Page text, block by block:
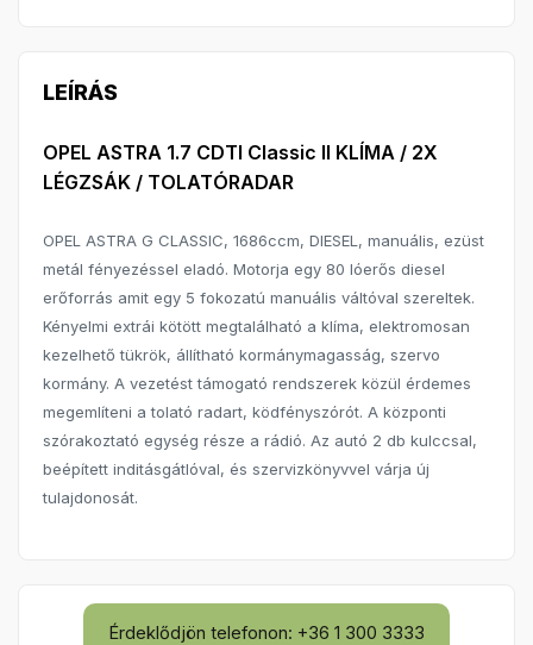
LEÍRÁS
OPEL ASTRA 1.7 CDTI Classic II KLÍMA / 2X
LÉGZSÁK / TOLATÓRADAR
OPEL ASTRA G CLASSIC, 1686ccm, DIESEL, manuális, ezüst
metál fényezéssel eladó. Motorja egy 80 lóerős diesel
erőforrás amit egy 5 fokozatú manuális váltóval szereltek.
Kényelmi extrái kötött megtalálható a klíma, elektromosan
kezelhető tükrök, állítható kormánymagasság, szervo
kormány. A vezetést támogató rendszerek közül érdemes
megemlíteni a tolató radart, ködfényszórót. A központi
szórakoztató egység része a rádió. Az autó 2 db kulccsal,
beépített inditásgátlóval, és szervizkönyvvel várja új
tulajdonosát.
Érdeklődjön telefonon: +36 1 300 3333